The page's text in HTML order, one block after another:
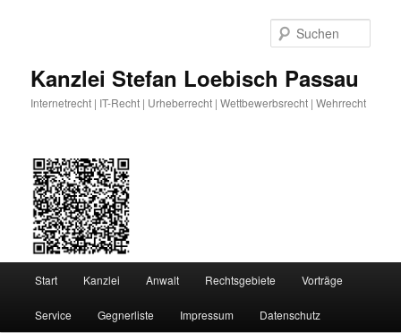
Kanzlei Stefan Loebisch Passau
Internetrecht | IT-Recht | Urheberrecht | Wettbewerbsrecht | Wehrrecht
Start Kanzlei Anwalt Rechtsgebiete Vorträge
Service Gegnerliste Impressum Datenschutz